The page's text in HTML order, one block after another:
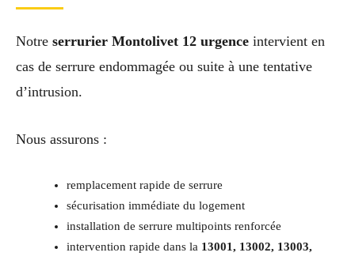
Notre serrurier Montolivet 12 urgence intervient en
cas de serrure endommagée ou suite à une tentative
d’intrusion.
Nous assurons :
remplacement rapide de serrure
sécurisation immédiate du logement
installation de serrure multipoints renforcée
intervention rapide dans la 13001, 13002, 13003,